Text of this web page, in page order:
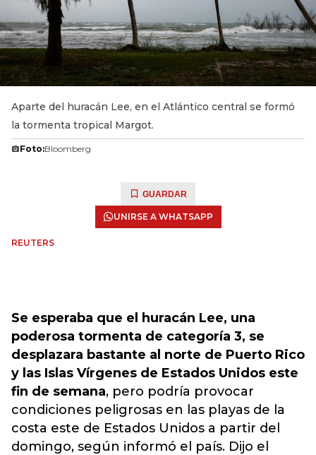
Aparte del huracán Lee, en el Atlántico central se formó
la tormenta tropical Margot.
Foto:Bloomberg
GUARDAR
UNIRSE A WHATSAPP
REUTERS
Se esperaba que el huracán Lee, una
poderosa tormenta de categoría 3, se
desplazara bastante al norte de Puerto Rico
y las Islas Vírgenes de Estados Unidos este
fin de semana, pero podría provocar
condiciones peligrosas en las playas de la
costa este de Estados Unidos a partir del
domingo, según informó el país. Dijo el